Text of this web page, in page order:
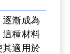
漸成為
種材料
其適用於